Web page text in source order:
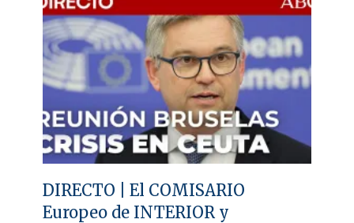
DIRECTO | El COMISARIO
Europeo de INTERIOR y